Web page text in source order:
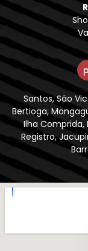
Santos, São
Bertioga,
Ilha Comprida,
Registro,